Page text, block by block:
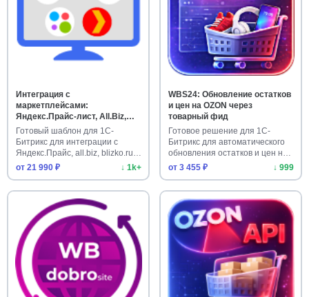
Интеграция с
маркетплейсами:
Яндекс.Прайс-лист, All.Biz,
Blizko, Nadavi, Price.ru, Pульс
цен
Готовый шаблон для 1С-
Битрикс для интеграции с
Яндекс.Прайс, all.biz, blizko.ru
…
от 21 990 ₽ ↓ 1k+
WBS24: Обновление остатков
и цен на OZON через
товарный фид
Готовое решение для 1С-
Битрикс для автоматического
обновления остатков и цен на
…
от 3 455 ₽ ↓ 999